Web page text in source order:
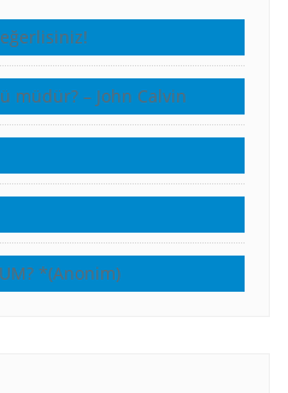
müdür? – John Calvin
*(Anonim)